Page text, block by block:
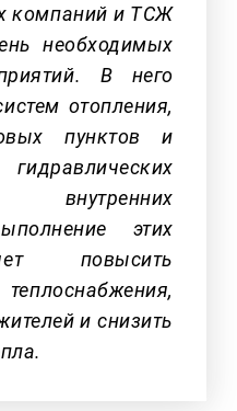
компаний и ТСЖ
необходимых
В него
отопления,
пунктов и
этих
повысить
и снизить